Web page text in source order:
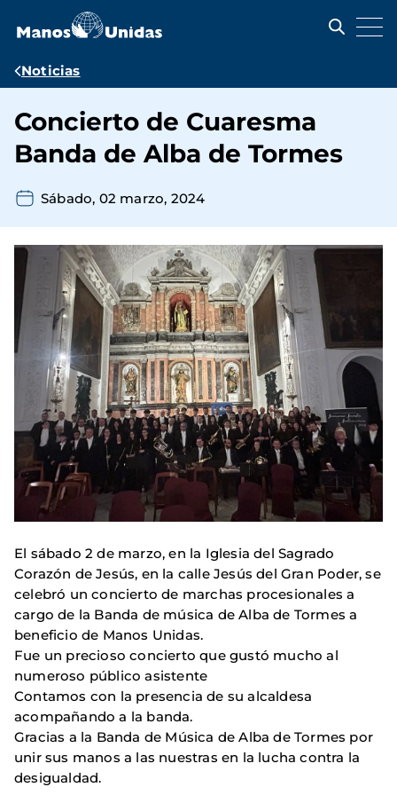
contenido
Ruta
navegación
Noticias
Concierto de Cuaresma
Banda de Alba de Tormes
Sábado, 02 marzo, 2024
El sábado 2 de marzo, en la Iglesia del Sagrado
Corazón de Jesús, en la calle Jesús del Gran Poder, se
celebró un concierto de marchas procesionales a
cargo de la Banda de música de Alba de Tormes a
beneficio de Manos Unidas.
Fue un precioso concierto que gustó mucho al
numeroso público asistente
Contamos con la presencia de su alcaldesa
acompañando a la banda.
Gracias a la Banda de Música de Alba de Tormes por
unir sus manos a las nuestras en la lucha contra la
desigualdad.